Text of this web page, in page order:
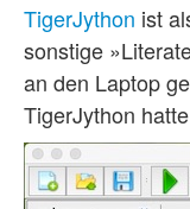
TigerJython ist
sonstige
an den Laptop
TigerJython